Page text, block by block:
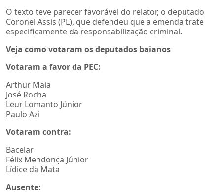
O texto teve parecer favorável do relator, o deputado
Coronel Assis (PL), que defendeu que a emenda trate
especificamente da responsabilização criminal.
Veja como votaram os deputados baianos
Votaram a favor da PEC:
Arthur Maia
José Rocha
Leur Lomanto Júnior
Paulo Azi
Votaram contra:
Bacelar
Félix Mendonça Júnior
Lídice da Mata
Ausente: